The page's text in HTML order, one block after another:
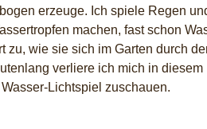
erzeuge. Ich spiele Regen
machen, fast schon
wie sie sich im Garten durch
verliere ich mich in diesem
Lichtspiel zuschauen.